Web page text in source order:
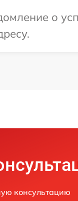
о
консультацию